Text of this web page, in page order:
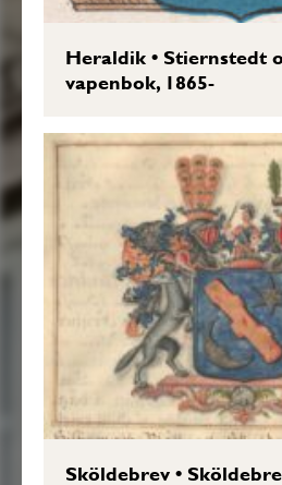
Heraldik•Stiernstedt
vapenbok, 1865-
Sköldebrev•